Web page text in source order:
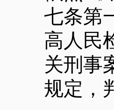
七条第
高人民
关刑事
规定，